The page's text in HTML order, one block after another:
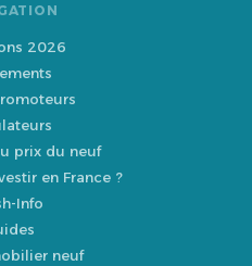
2026
prix du neuf
en France ?
Info
neuf